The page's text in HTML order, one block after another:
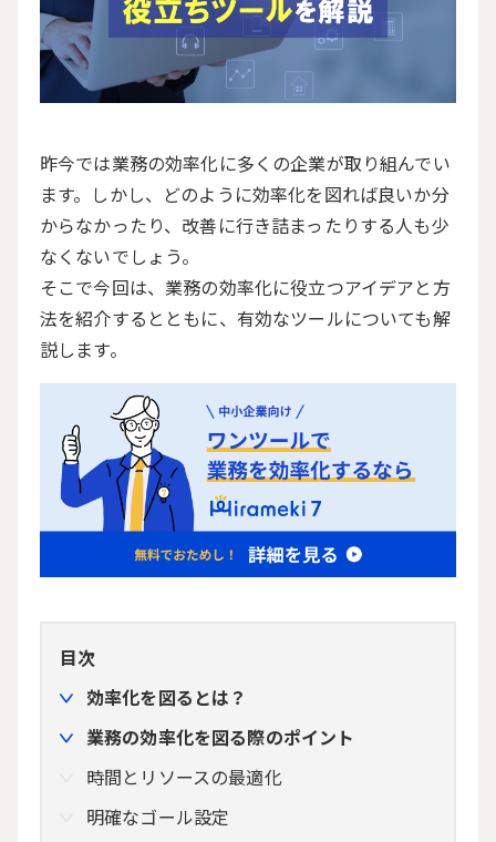
昨今では業務の効率化に多くの企業が取り組んでい
ます。しかし、どのように効率化を図れば良いか分
からなかったり、改善に行き詰まったりする人も少
なくないでしょう。
そこで今回は、業務の効率化に役立つアイデアと方
法を紹介するとともに、有効なツールについても解
説します。
目次
効率化を図るとは？
業務の効率化を図る際のポイント
時間とリソースの最適化
明確なゴール設定